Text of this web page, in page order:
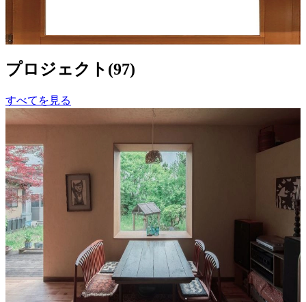
サンプル請求
プロジェクト (97)
すべてを見る
ビルディングタイプ
44.7〈リノベーション〉
W